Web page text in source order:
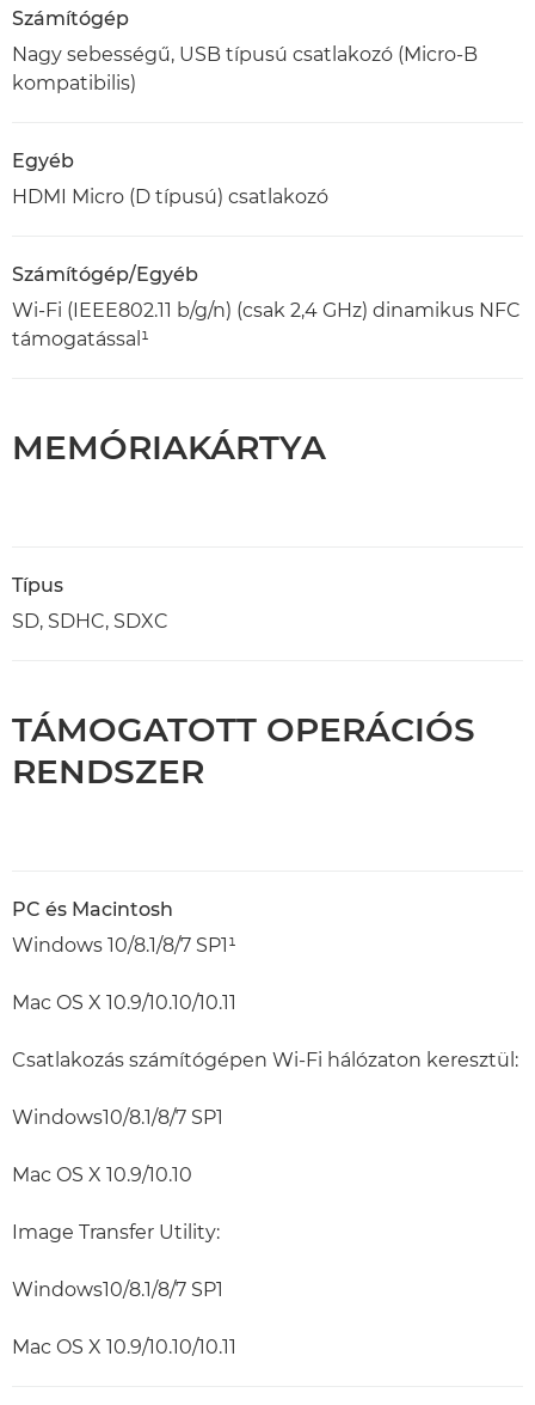
Számítógép
Nagy sebességű, USB típusú csatlakozó (Micro-B
kompatibilis)
Egyéb
HDMI Micro (D típusú) csatlakozó
Számítógép/Egyéb
Wi-Fi (IEEE802.11 b/g/n) (csak 2,4 GHz) dinamikus NFC
támogatással¹
MEMÓRIAKÁRTYA
Típus
SD, SDHC, SDXC
TÁMOGATOTT OPERÁCIÓS
RENDSZER
PC és Macintosh
Windows 10/8.1/8/7 SP1¹
Mac OS X 10.9/10.10/10.11
Csatlakozás számítógépen Wi-Fi hálózaton keresztül:
Windows10/8.1/8/7 SP1
Mac OS X 10.9/10.10
Image Transfer Utility:
Windows10/8.1/8/7 SP1
Mac OS X 10.9/10.10/10.11